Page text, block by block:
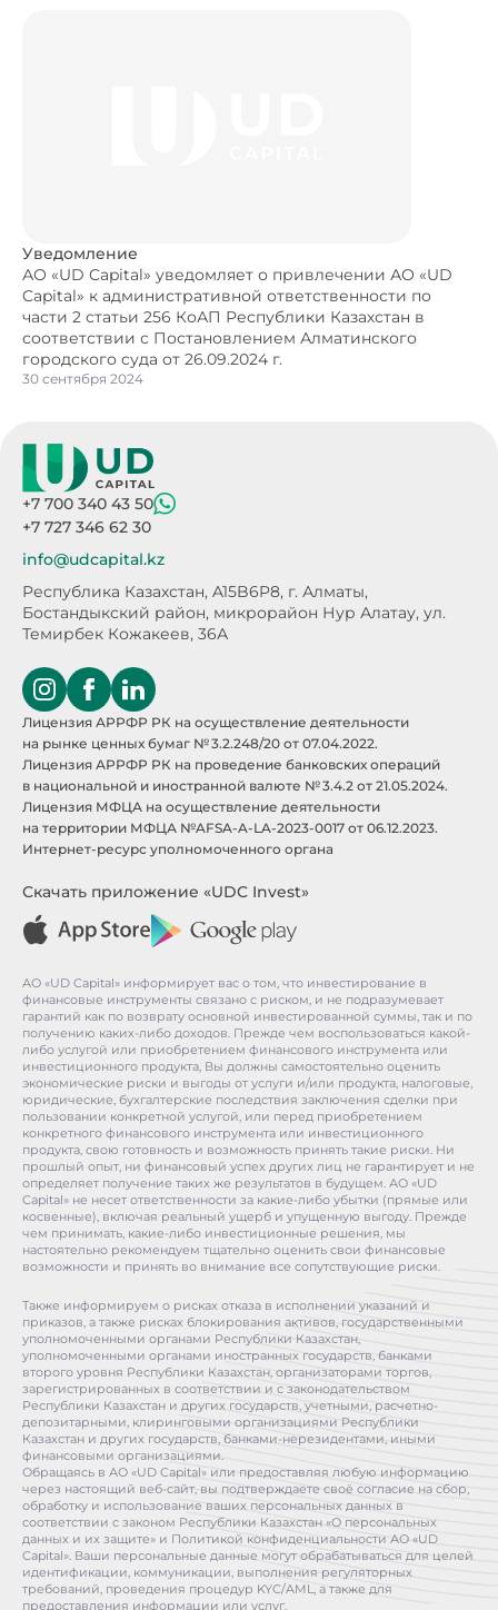
Уведомление
АО «UD Capital» уведомляет о привлечении АО «UD
Capital» к административной ответственности по
части 2 статьи 256 КоАП Республики Казахстан в
соответствии с Постановлением Алматинского
городского суда от 26.09.2024 г.
30 сентября 2024
+7 700 340 43 50
+7 727 346 62 30
info@udcapital.kz
Республика Казахстан, A15B6P8, г. Алматы,
Бостандыкский район, микрорайон Нур Алатау, ул.
Темирбек Кожакеев, 36А
Лицензия АРРФР РК на осуществление деятельности
на рынке ценных бумаг № 3.2.248/20 от 07.04.2022.
Лицензия АРРФР РК на проведение банковских операций
в национальной и иностранной валюте № 3.4.2 от 21.05.2024.
Лицензия МФЦА на осуществление деятельности
на территории МФЦА №AFSA-A-LA-2023-0017 от 06.12.2023.
Интернет-ресурс уполномоченного органа
Скачать приложение «UDC Invest»
АО «UD Capital» информирует вас о том, что инвестирование в
финансовые инструменты связано с риском, и не подразумевает
гарантий как по возврату основной инвестированной суммы, так и по
получению каких-либо доходов. Прежде чем воспользоваться какой-
либо услугой или приобретением финансового инструмента или
инвестиционного продукта, Вы должны самостоятельно оценить
экономические риски и выгоды от услуги и/или продукта, налоговые,
юридические, бухгалтерские последствия заключения сделки при
пользовании конкретной услугой, или перед приобретением
конкретного финансового инструмента или инвестиционного
продукта, свою готовность и возможность принять такие риски. Ни
прошлый опыт, ни финансовый успех других лиц не гарантирует и не
определяет получение таких же результатов в будущем. АО «UD
Capital» не несет ответственности за какие-либо убытки (прямые или
косвенные), включая реальный ущерб и упущенную выгоду. Прежде
чем принимать, какие-либо инвестиционные решения, мы
настоятельно рекомендуем тщательно оценить свои финансовые
возможности и принять во внимание все сопутствующие риски.
Также информируем о рисках отказа в исполнении указаний и
приказов, а также рисках блокирования активов, государственными
уполномоченными органами Республики Казахстан,
уполномоченными органами иностранных государств, банками
второго уровня Республики Казахстан, организаторами торгов,
зарегистрированных в соответствии и с законодательством
Республики Казахстан и других государств, учетными, расчетно-
депозитарными, клиринговыми организациями Республики
Казахстан и других государств, банками-нерезидентами, иными
финансовыми организациями.
Обращаясь в АО «UD Capital» или предоставляя любую информацию
через настоящий веб-сайт, вы подтверждаете своё согласие на сбор,
обработку и использование ваших персональных данных в
соответствии с законом Республики Казахстан «О персональных
данных и их защите» и Политикой конфиденциальности АО «UD
Capital». Ваши персональные данные могут обрабатываться для целей
идентификации, коммуникации, выполнения регуляторных
требований, проведения процедур KYC/AML, а также для
предоставления информации или услуг.